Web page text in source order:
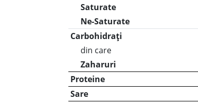
Saturate
Ne-Saturate
Carbohidrați
din care
Zaharuri
Proteine
Sare